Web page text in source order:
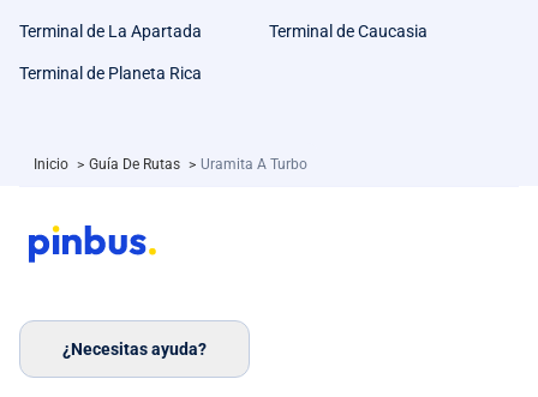
Terminal de La Apartada Terminal de Caucasia
Terminal de Planeta Rica
Inicio > Guía De Rutas > Uramita A Turbo
¿Necesitas ayuda?